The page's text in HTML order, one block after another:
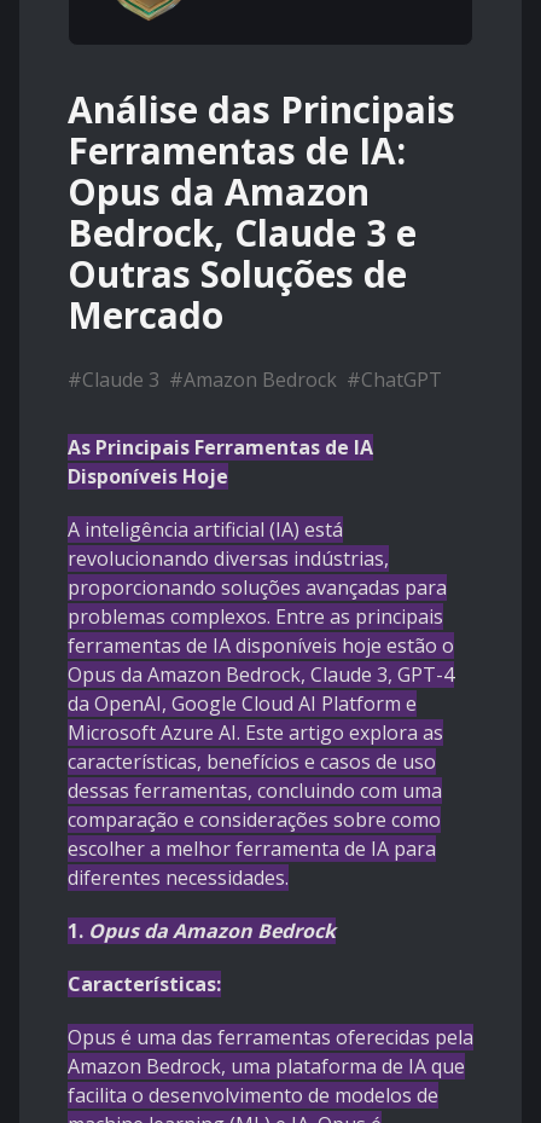
Análise das Principais
Ferramentas de IA:
Opus da Amazon
Bedrock, Claude 3 e
Outras Soluções de
Mercado
#Claude 3 #Amazon Bedrock #ChatGPT
As Principais Ferramentas de IA
Disponíveis Hoje
A inteligência artificial (IA) está
revolucionando diversas indústrias,
proporcionando soluções avançadas para
problemas complexos. Entre as principais
ferramentas de IA disponíveis hoje estão o
Opus da Amazon Bedrock, Claude 3, GPT-4
da OpenAI, Google Cloud AI Platform e
Microsoft Azure AI. Este artigo explora as
características, benefícios e casos de uso
dessas ferramentas, concluindo com uma
comparação e considerações sobre como
escolher a melhor ferramenta de IA para
diferentes necessidades.
1. Opus da Amazon Bedrock
Características:
Opus é uma das ferramentas oferecidas pela
Amazon Bedrock, uma plataforma de IA que
facilita o desenvolvimento de modelos de